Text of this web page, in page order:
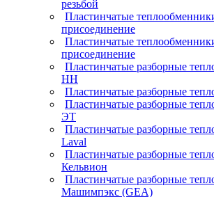
резьбой
Пластинчатые
присоединение
Пластинчатые
присоединение
Пластинчатые разборные
НН
Пластинчатые разборные
Пластинчатые разборные
ЭТ
Пластинчатые разборные
Laval
Пластинчатые разборные
Кельвион
Пластинчатые разборные
Машимпэкс (GEA)